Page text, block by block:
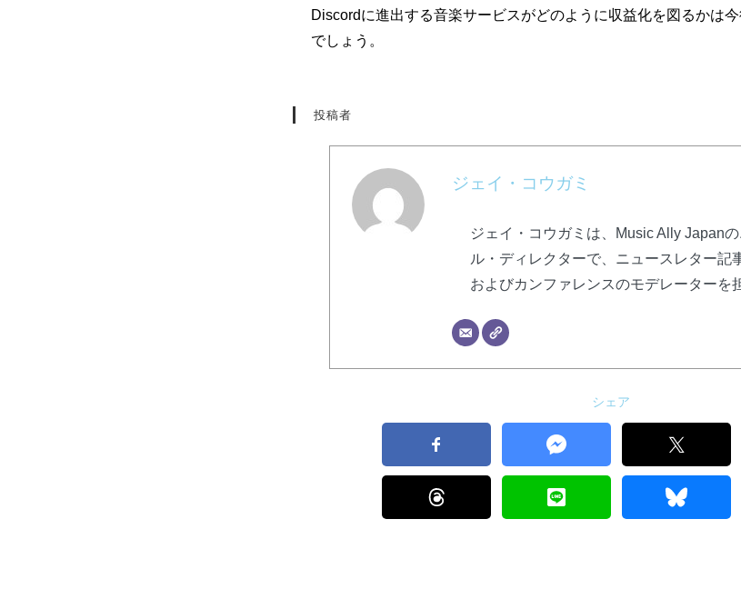
Discordに進出する音楽サービスがどのように収益化を図るかは
でしょう。
投稿者
ジェイ・コウガミ
ジェイ・コウガミは、Music Ally Japan
ル・ディレクターで、ニュースレター記
およびカンファレンスのモデレーターを
シェア